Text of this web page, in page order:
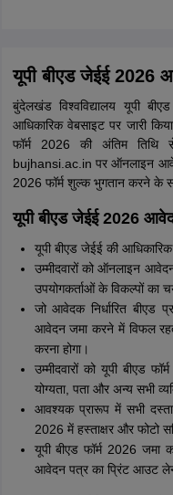
यूपी बीएड जेईई 2026
बुंदेलखंड विश्वविद्यालय यूपी
आधिकारिक वेबसाइट पर जारी
फॉर्म 2026 की अंतिम तिथि
bujhansi.ac.in पर ऑनलाइन
2026 फॉर्म शुल्क भुगतान करने के
यूपी बीएड जेईई 2026
यूपी बीएड जेईई की
उम्मीदवारों को ऑनलाइन
उपयोगकर्ताओं के विकल्पों का
जो आवेदक निर्धारित बीएड
आवेदन जमा करने में विफल
करना होगा।
उम्मीदवारों को यूपी बीएड
योग्यता, पता और अन्य सभी
आवश्यक प्रारूप में सभी
2026 में हस्ताक्षर और फोटो
यूपी बीएड फॉर्म 2026 जमा
आवेदन पत्र का प्रिंट आउट